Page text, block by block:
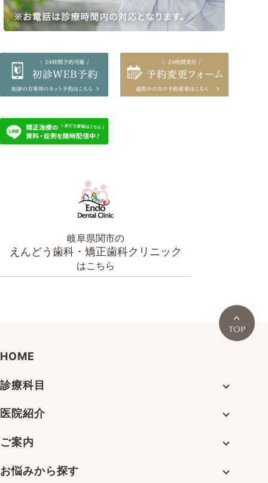
岐阜県関市の
えんどう歯科・矯正歯科クリニック
はこちら
HOME
診療科目
医院紹介
ご案内
お悩みから探す